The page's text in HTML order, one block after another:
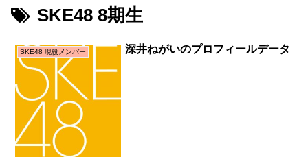
SKE48 8期生
SKE48 現役メンバー 深井ねがいのプロフィールデータ